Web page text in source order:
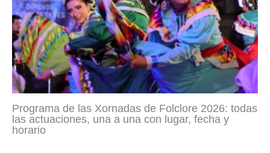
Programa de las Xornadas de Folclore 2026: todas
las actuaciones, una a una con lugar, fecha y
horario